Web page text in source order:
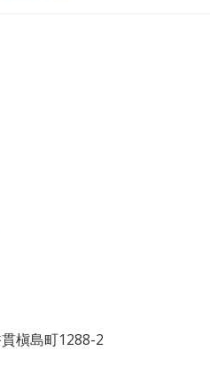
槇島町1288-2